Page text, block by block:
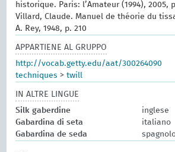
historique. Paris: l’Amateur (1994), 2005,
Villard, Claude. Manuel de théorie du
A. Rey, 1948, p. 210
APPARTIENE AL GRUPPO
http://vocab.getty.edu/aat/300264090
techniques >twill
IN ALTRE LINGUE
Silk gaberdine
inglese
Gabardina di seta
italiano
Gabardina de seda